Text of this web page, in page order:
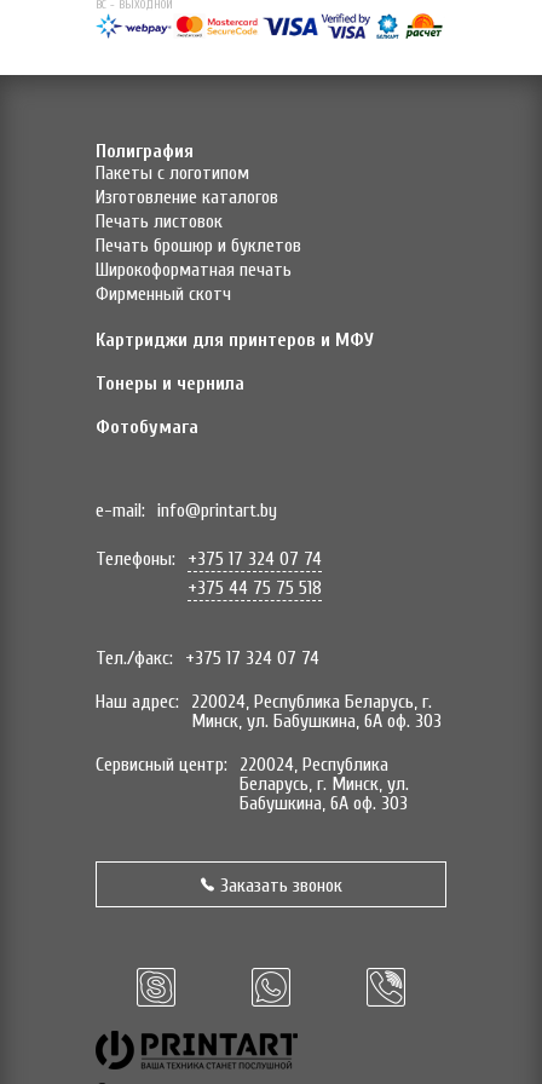
ВС - ВЫХОДНОЙ
Полиграфия
Пакеты с логотипом
Изготовление каталогов
Печать листовок
Печать брошюр и буклетов
Широкоформатная печать
Фирменный скотч
Картриджи для принтеров и МФУ
Тонеры и чернила
Фотобумага
e-mail: info@printart.by
Телефоны:
+375 17 324 07 74
+375 44 75 75 518
Тел./факс:
+375 17 324 07 74
Наш адрес:
220024, Республика Беларусь, г.
Минск, ул. Бабушкина, 6А оф. 303
Сервисный центр:
220024, Республика
Беларусь, г. Минск, ул.
Бабушкина, 6А оф. 303
Заказать звонок